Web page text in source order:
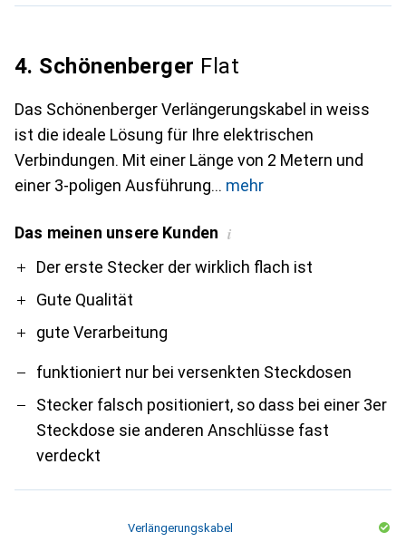
4. Schönenberger Flat
Das Schönenberger Verlängerungskabel in weiss
ist die ideale Lösung für Ihre elektrischen
Verbindungen. Mit einer Länge von 2 Metern und
einer 3-poligen Ausführung
mehr
Das meinen unsere Kunden i
ProDer erste Stecker der wirklich flach ist
Gute Qualität
gute Verarbeitung
Contra
funktioniert nur bei versenkten Steckdosen
Stecker falsch positioniert, so dass bei einer 3er
Steckdose sie anderen Anschlüsse fast
verdeckt
Verlängerungskabel